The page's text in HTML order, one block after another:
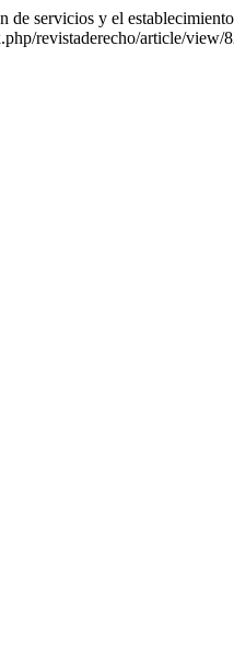
servicios y el
revistaderecho/article/view/